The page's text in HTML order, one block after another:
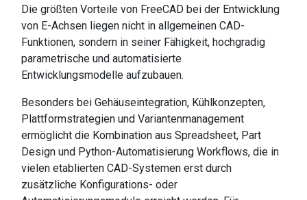
Die größten Vorteile von FreeCAD bei der Entwicklung
von E-Achsen liegen nicht in allgemeinen CAD-
Funktionen, sondern in seiner Fähigkeit, hochgradig
parametrische und automatisierte
Entwicklungsmodelle aufzubauen.
Besonders bei Gehäuseintegration, Kühlkonzepten,
Plattformstrategien und Variantenmanagement
ermöglicht die Kombination aus Spreadsheet, Part
Design und Python-Automatisierung Workflows, die in
vielen etablierten CAD-Systemen erst durch
zusätzliche Konfigurations- oder